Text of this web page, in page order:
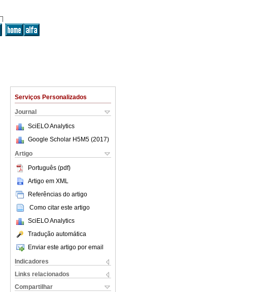
Serviços Personalizados
Journal
SciELO Analytics
Google Scholar H5M5 (2017)
Artigo
Português (pdf)
Artigo em XML
Referências do artigo
Como citar este artigo
SciELO Analytics
Tradução automática
Enviar este artigo por email
Indicadores
Links relacionados
Compartilhar